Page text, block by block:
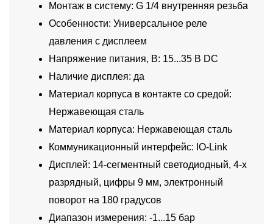
Монтаж в систему: G 1/4 внутренняя резьба
Особенности: Универсальное реле
давления с дисплеем
Напряжение питания, В: 15...35 В DC
Наличие дисплея: да
Материал корпуса в контакте со средой:
Нержавеющая сталь
Материал корпуса: Нержавеющая сталь
Коммуникационный интерфейс: IO-Link
Дисплей: 14-сегментный светодиодный, 4-х
разрядный, цифры 9 мм, электронный
поворот на 180 градусов
Диапазон измерения: -1...15 бар